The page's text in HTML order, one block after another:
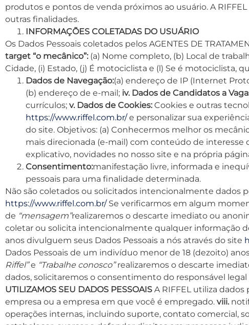
produtos e pontos de venda próximos ao usuário. A RIFFEL
outras finalidades.
INFORMAÇÕES COLETADAS DO USUÁRIO
Os Dados Pessoais coletados pelos AGENTES DE
target “o mecânico”: (a) Nome completo, (b) Local de
Cidade, (i) Estado, (j) É motociclista e (l) Se é motociclista,
Dados de Navegação:(a) endereço de IP (Internet
(b) endereço de e-mail; iv. Dados de Candidatos a
currículos; v. Dados de Cookies: Cookies e outras
https://www.riffel.com.br/e personalizar sua
do site. Objetivos: (a) Conhecermos melhor os
mais direcionada (e-mail) com conteúdo de
explicativo, novidades no nosso site e na própria
Consentimento:manifestação livre, informada e
pessoais para uma finalidade determinada.
Não são coletados ou solicitados intencionalmente dados
https://www.riffel.com.br/Se verificarmos em algum
de “mensagem”realizaremos o descarte imediato ou
coletar ou solicita intencionalmente qualquer informação
anos divulguem seus Dados Pessoais a nós através do site
Dados Pessoais de um indivíduo menor de 18 (dezoito)
Riffel”e “Trabalhe conosco”realizaremos o descarte
dados, solicitaremos o consentimento do responsável
UTILIZAMOS SEU DADOS PESSOAIS A RIFFEL utiliza dados
empresa ou a empresa em que você é empregado. viii.
operações internas, incluindo suporte, contato comercial,